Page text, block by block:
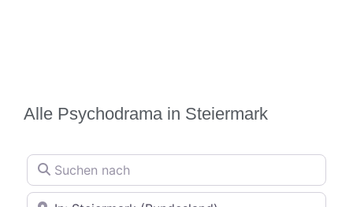
Alle Psychodrama in Steiermark
Suchen nach
In der Nähe